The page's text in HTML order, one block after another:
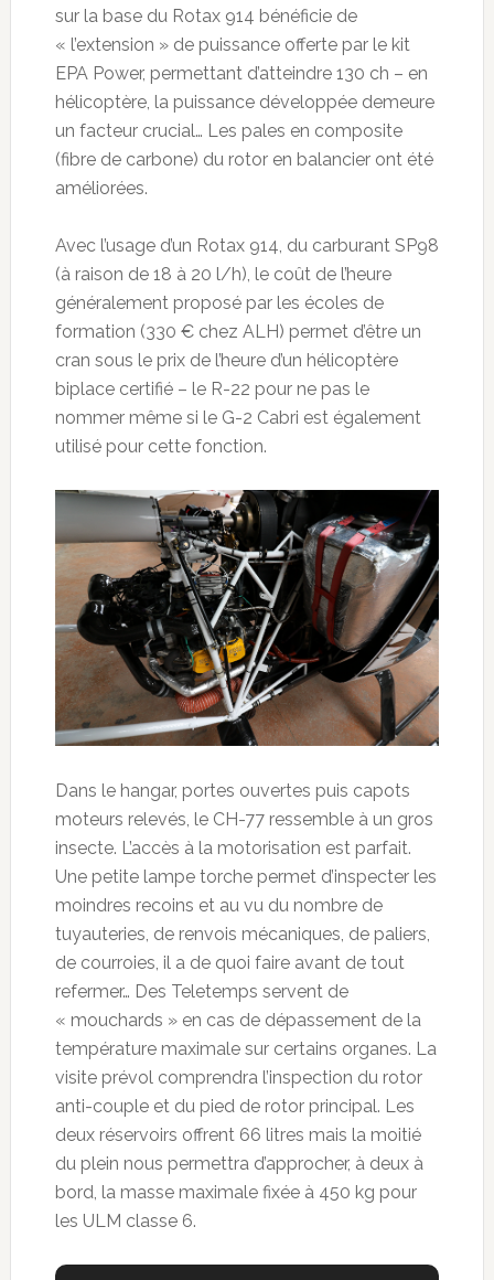
sur la base du Rotax 914 bénéficie de
« l’extension » de puissance offerte par le kit
EPA Power, permettant d’atteindre 130 ch – en
hélicoptère, la puissance développée demeure
un facteur crucial… Les pales en composite
(fibre de carbone) du rotor en balancier ont été
améliorées.
Avec l’usage d’un Rotax 914, du carburant SP98
(à raison de 18 à 20 l/h), le coût de l’heure
généralement proposé par les écoles de
formation (330 € chez ALH) permet d’être un
cran sous le prix de l’heure d’un hélicoptère
biplace certifié – le R-22 pour ne pas le
nommer même si le G-2 Cabri est également
utilisé pour cette fonction.
Dans le hangar, portes ouvertes puis capots
moteurs relevés, le CH-77 ressemble à un gros
insecte. L’accès à la motorisation est parfait.
Une petite lampe torche permet d’inspecter les
moindres recoins et au vu du nombre de
tuyauteries, de renvois mécaniques, de paliers,
de courroies, il a de quoi faire avant de tout
refermer… Des Teletemps servent de
« mouchards » en cas de dépassement de la
température maximale sur certains organes. La
visite prévol comprendra l’inspection du rotor
anti-couple et du pied de rotor principal. Les
deux réservoirs offrent 66 litres mais la moitié
du plein nous permettra d’approcher, à deux à
bord, la masse maximale fixée à 450 kg pour
les ULM classe 6.